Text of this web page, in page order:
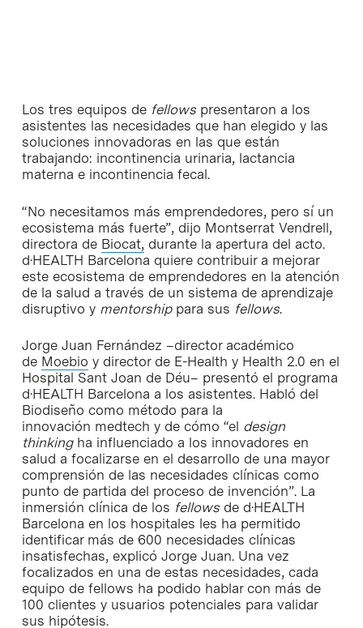
Los tres equipos de fellowspresentaron a los
asistentes las necesidades que han elegido y las
soluciones innovadoras en las que están
trabajando: incontinencia urinaria, lactancia
materna e incontinencia fecal.
“No necesitamos más emprendedores, pero sí un
ecosistema más fuerte”, dijo Montserrat Vendrell,
directora de Biocat, durante la apertura del acto.
d·HEALTH Barcelona quiere contribuir a mejorar
este ecosistema de emprendedores en la atención
de la salud a través de un sistema de aprendizaje
disruptivo y mentorship para sus fellows.
Jorge Juan Fernández –director académico
de Moebio y director de E-Health y Health 2.0 en el
Hospital Sant Joan de Déu– presentó el programa
d·HEALTH Barcelona a los asistentes. Habló del
Biodiseño como método para la
innovación medtech y de cómo “el design
thinkingha influenciado a los innovadores en
salud a focalizarse en el desarrollo de una mayor
comprensión de las necesidades clínicas como
punto de partida del proceso de invención”. La
inmersión clínica de los fellowsde d·HEALTH
Barcelona en los hospitales les ha permitido
identificar más de 600 necesidades clínicas
insatisfechas, explicó Jorge Juan. Una vez
focalizados en una de estas necesidades, cada
equipo de fellows ha podido hablar con más de
100 clientes y usuarios potenciales para validar
sus hipótesis.